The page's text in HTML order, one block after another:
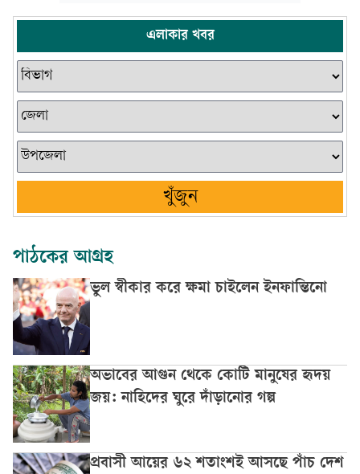
এলাকার খবর
খুঁজুন
পাঠকের আগ্রহ
ভুল স্বীকার করে ক্ষমা চাইলেন ইনফান্তিনো
অভাবের আগুন থেকে কোটি মানুষের হৃদয়
জয়: নাহিদের ঘুরে দাঁড়ানোর গল্প
প্রবাসী আয়ের ৬২ শতাংশই আসছে পাঁচ দেশ